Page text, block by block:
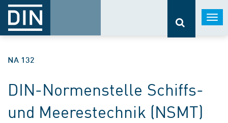
NA 132
DIN-Normenstelle Schiffs-
und Meerestechnik (NSMT)